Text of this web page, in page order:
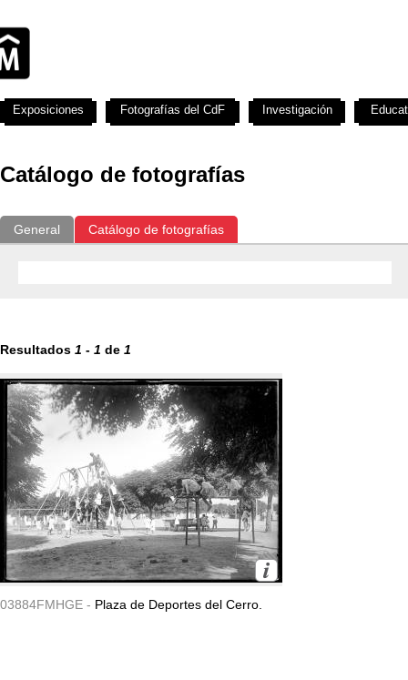
Catálogo de fotografías
General Catálogo de fotografías
Resultados 1 - 1 de 1
03884FMHGE - Plaza de Deportes del Cerro.
Exposiciones Fotografías del CdF Investigación